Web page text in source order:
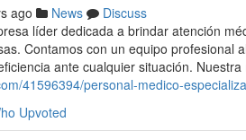
ago News
Discuss
líder dedicada a brindar atención
Contamos con un equipo profesional
ante cualquier situación.
41596394/personal-medico-
Upvoted